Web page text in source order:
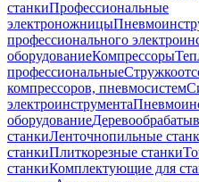
станкиПрофессиональные
электроножницы
профессионального
оборудованиеКомпрессоры
профессиональные
компрессоров, пневмосистем
электроинструмента
оборудование
станкиЛенточнопильные
станкиПлиткорезные станки
станкиКомплектующие для